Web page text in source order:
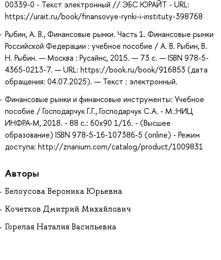
00339-0 - Текст электронный // ЭБС ЮРАЙТ - URL:
https://urait.ru/book/finansovye-rynki-i-instituty-398768
Рыбин, А. В., Финансовые рынки. Часть 1. Финансовые рынки
Российской Федерации : учебное пособие / А. В. Рыбин, В.
Н. Рыбин. — Москва : Русайнс, 2015. — 73 с. — ISBN 978-5-
4365-0213-7. — URL: https://book.ru/book/916853 (дата
обращения: 04.07.2025). — Текст : электронный.
Финансовые рынки и финансовые инструменты: Учебное
пособие / Господарчук Г.Г., Господарчук С.А. - М.:НИЦ
ИНФРА-М, 2018. - 88 с.: 60x90 1/16. - (Высшее
образование) ISBN 978-5-16-107386-5 (online) - Режим
доступа: http://znanium.com/catalog/product/1009831
Авторы
Белоусова Вероника Юрьевна
Кочетков Дмитрий Михайлович
Горелая Наталия Васильевна